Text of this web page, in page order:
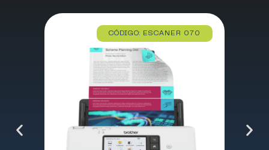
CÓDIGO: ESCANER 070